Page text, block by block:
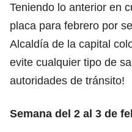
Teniendo lo anterior en
placa para febrero por
Alcaldía de la capital
evite cualquier tipo de
autoridades de tránsito!
Semana del 2 al 3 de